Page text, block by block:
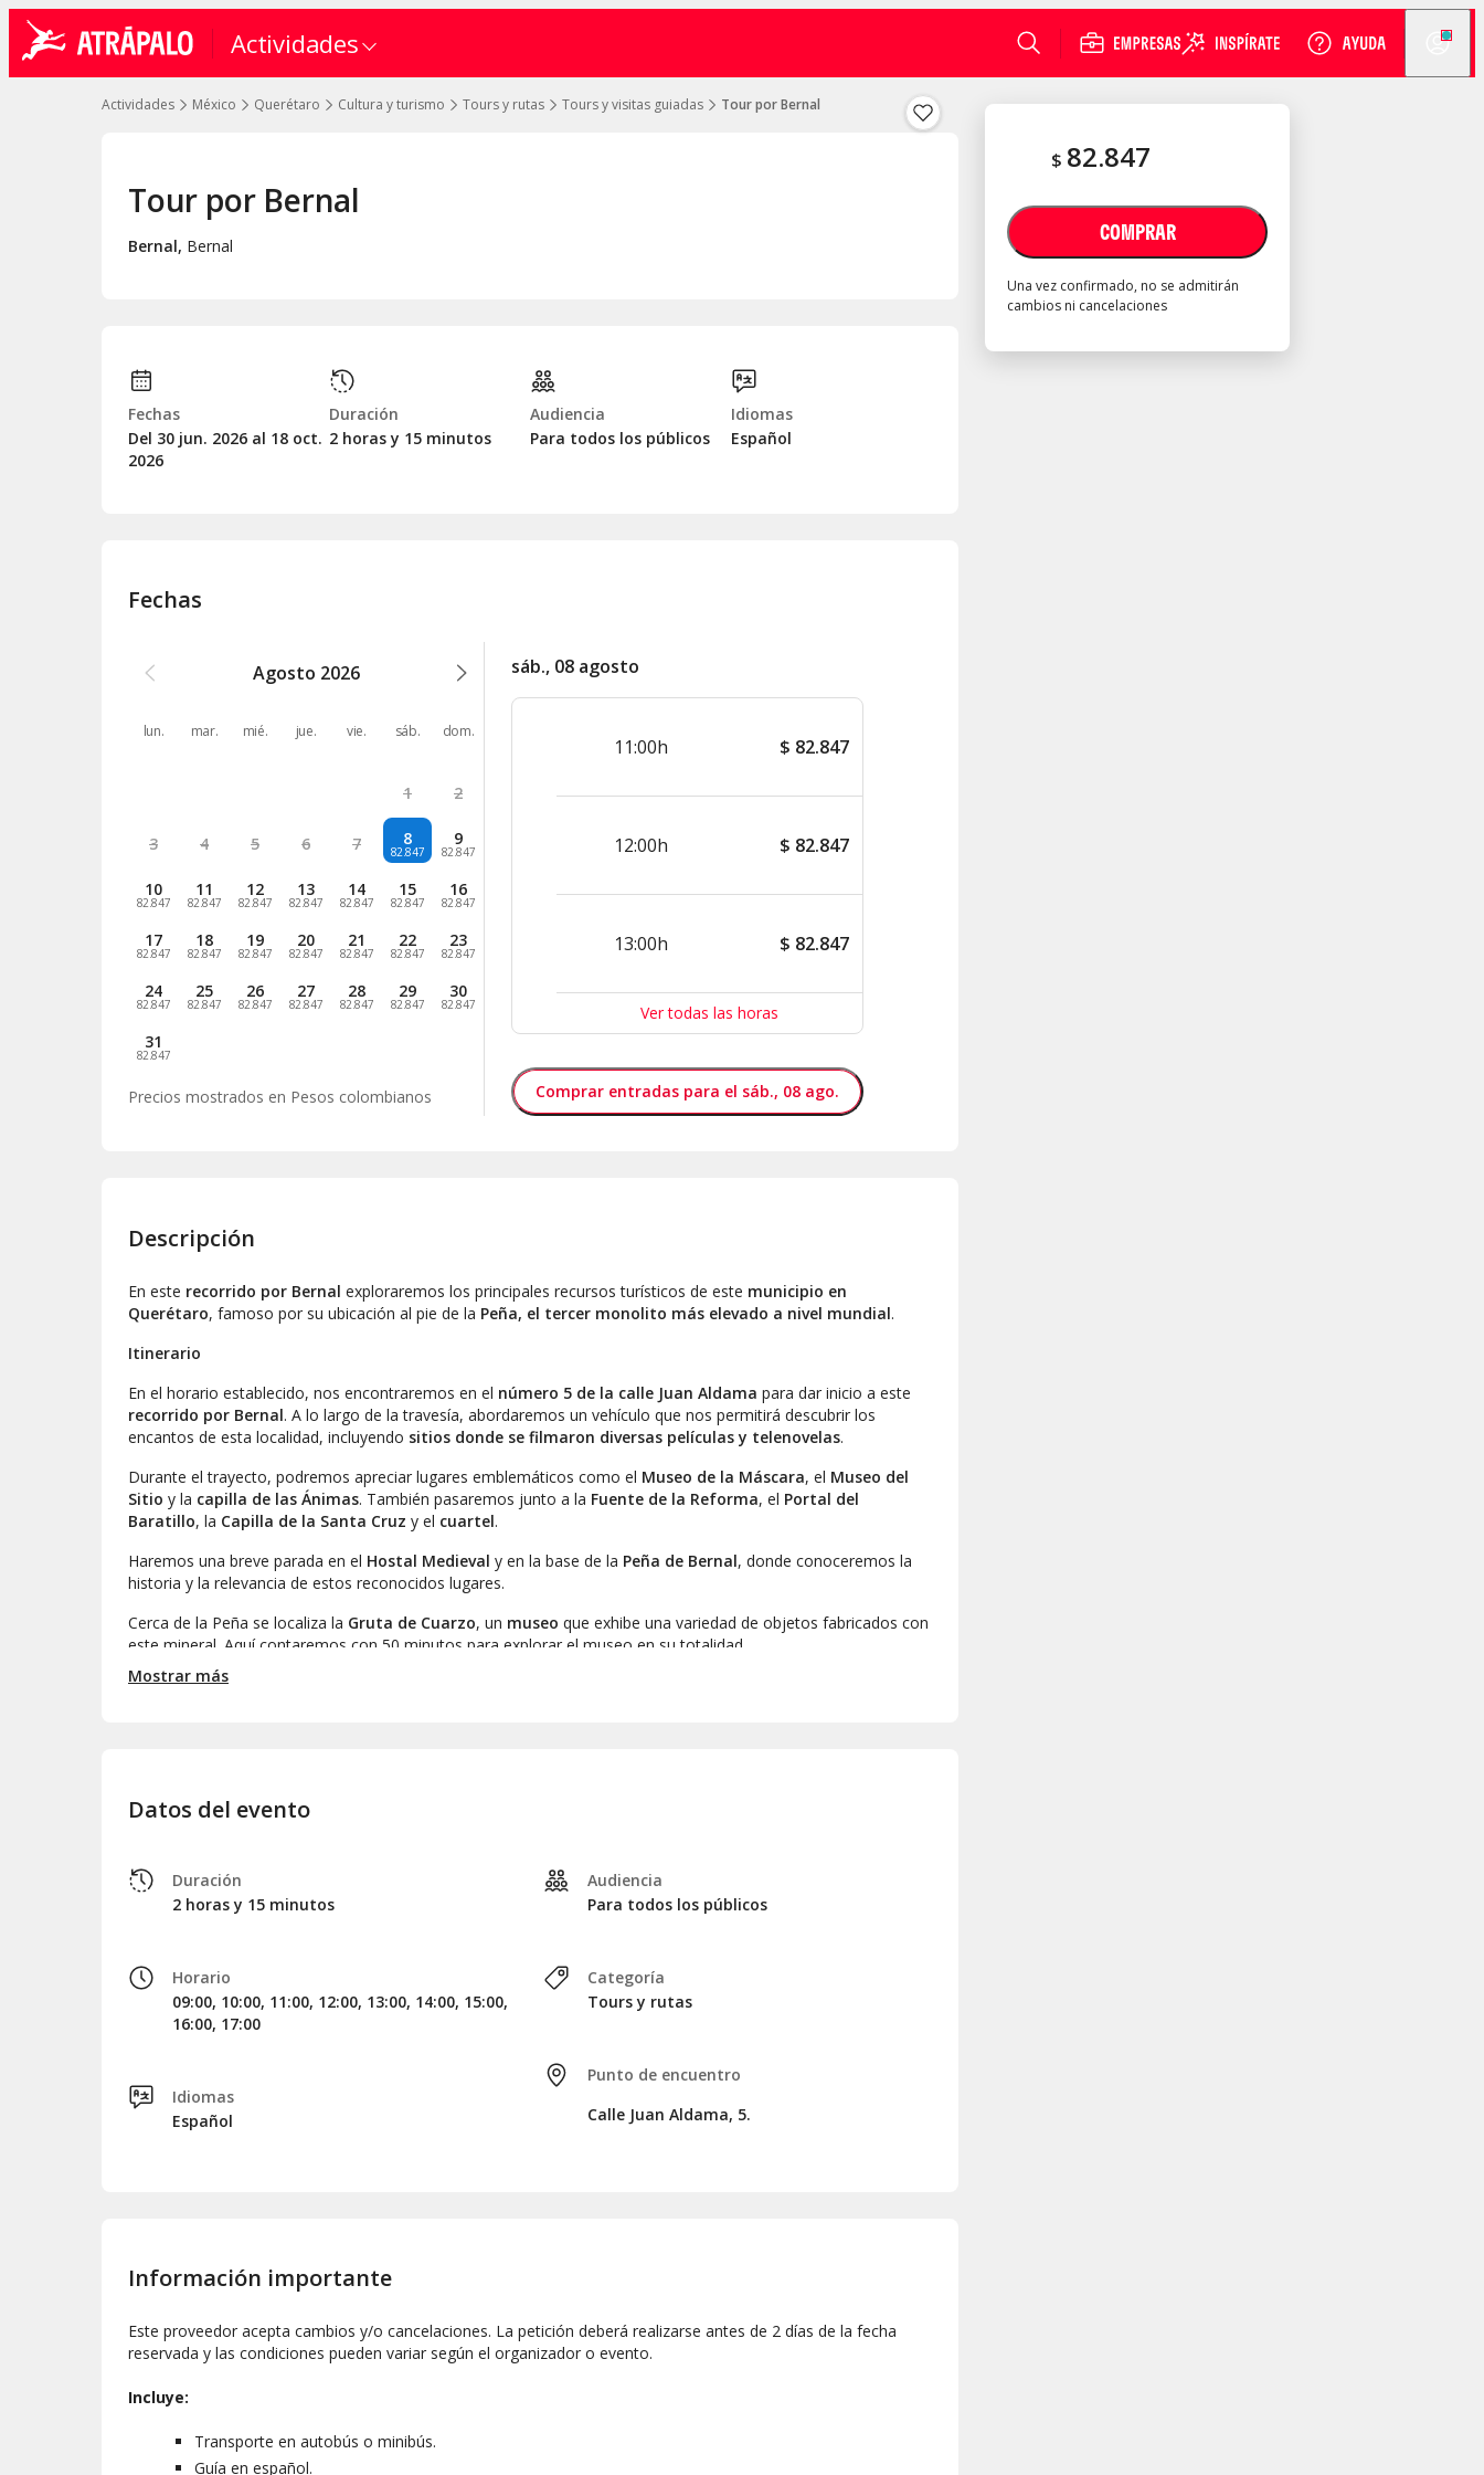
Actividades
Actividades México Querétaro Cultura y turismo Tours y rutas Tours y visitas guiadas Tour por Bernal
$ 82.847
COMPRAR
Una vez confirmado, no se admitirán
cambios ni cancelaciones
Tour por Bernal
Bernal, Bernal
Fechas
Del 30 jun. 2026 al 18 oct.
2026
Duración
2 horas y 15 minutos
Audiencia
Para todos los públicos
Idiomas
Español
Fechas
Agosto 2026
lun. mar. mié. jue. vie. sáb. dom.
1 2
3 4 5 6 7 8
82.847
9
82.847
10
82.847
11
82.847
12
82.847
13
82.847
14
82.847
15
82.847
16
82.847
17
82.847
18
82.847
19
82.847
20
82.847
21
82.847
22
82.847
23
82.847
24
82.847
25
82.847
26
82.847
27
82.847
28
82.847
29
82.847
30
82.847
31
82.847
Precios mostrados en Pesos colombianos
sáb., 08 agosto
11:00h $ 82.847
12:00h $ 82.847
13:00h $ 82.847
Ver todas las horas
Comprar entradas para el sáb., 08 ago.
Descripción
En este recorrido por Bernal exploraremos los principales recursos turísticos de este municipio en
Querétaro, famoso por su ubicación al pie de la Peña, el tercer monolito más elevado a nivel mundial.
Itinerario
En el horario establecido, nos encontraremos en el número 5 de la calle Juan Aldama para dar inicio a este
recorrido por Bernal. A lo largo de la travesía, abordaremos un vehículo que nos permitirá descubrir los
encantos de esta localidad, incluyendo sitios donde se filmaron diversas películas y telenovelas.
Durante el trayecto, podremos apreciar lugares emblemáticos como el Museo de la Máscara, el Museo del
Sitio y la capilla de las Ánimas. También pasaremos junto a la Fuente de la Reforma, el Portal del
Baratillo, la Capilla de la Santa Cruz y el cuartel.
Haremos una breve parada en el Hostal Medieval y en la base de la Peña de Bernal, donde conoceremos la
historia y la relevancia de estos reconocidos lugares.
Cerca de la Peña se localiza la Gruta de Cuarzo, un museo que exhibe una variedad de objetos fabricados con
este mineral. Aquí contaremos con 50 minutos para explorar el museo en su totalidad.
Para culminar la experiencia, disfrutaremos de una
Mostrar más
Datos del evento
Duración
2 horas y 15 minutos
Horario
09:00, 10:00, 11:00, 12:00, 13:00, 14:00, 15:00,
16:00, 17:00
Idiomas
Español
Audiencia
Para todos los públicos
Categoría
Tours y rutas
Punto de encuentro
Calle Juan Aldama, 5.
Información importante
Este proveedor acepta cambios y/o cancelaciones. La petición deberá realizarse antes de 2 días de la fecha
reservada y las condiciones pueden variar según el organizador o evento.
Incluye:
Transporte en autobús o minibús.
Guía en español.